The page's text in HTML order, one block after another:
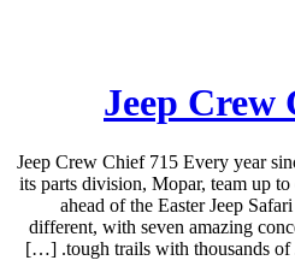
2016 Jeep Crew Chief 715 Every year
its parts division, Mopar, team up
ahead of the Easter Jeep
different, with seven amazing
tough trails with thousands of